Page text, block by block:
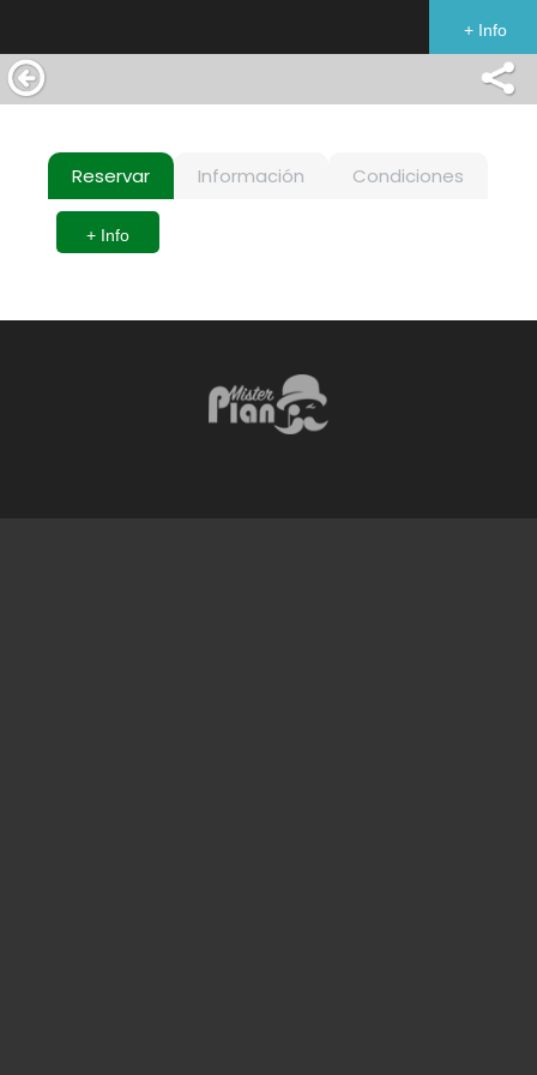
+ Info
Reservar Información Condiciones
+ Info